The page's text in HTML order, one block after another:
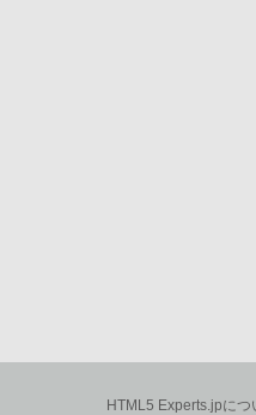
HTML5 Experts.jpにつ